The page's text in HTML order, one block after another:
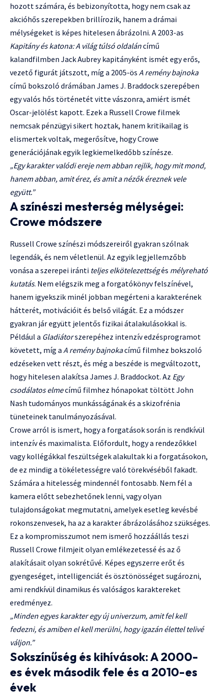
hozott számára, és bebizonyította, hogy nem csak az
akcióhős szerepekben brillírozik, hanem a drámai
mélységeket is képes hitelesen ábrázolni. A 2003-as
Kapitány és katona: A világ túlsó oldaláncímű
kalandfilmben Jack Aubrey kapitányként ismét egy erős,
vezető figurát játszott, míg a 2005-ös A remény bajnoka
című bokszoló drámában James J. Braddock szerepében
egy valós hős történetét vitte vászonra, amiért ismét
Oscar-jelölést kapott. Ezek a Russell Crowe filmek
nemcsak pénzügyi sikert hoztak, hanem kritikailag is
elismertek voltak, megerősítve, hogy Crowe
generációjának egyik legkiemelkedőbb színésze.
„Egy karakter valódi ereje nem abban rejlik, hogy mit mond,
hanem abban, amit érez, és amit a nézők éreznek vele
együtt.”
A színészi mesterség mélységei:
Crowe módszere
Russell Crowe színészi módszereiről gyakran szólnak
legendák, és nem véletlenül. Az egyik legjellemzőbb
vonása a szerepei iránti teljes elkötelezettségés mélyreható
kutatás. Nem elégszik meg a forgatókönyv felszínével,
hanem igyekszik minél jobban megérteni a karakterének
hátterét, motivációit és belső világát. Ez a módszer
gyakran jár együtt jelentős fizikai átalakulásokkal is.
Például a Gladiátorszerepéhez intenzív edzésprogramot
követett, míg a A remény bajnokacímű filmhez bokszoló
edzéseken vett részt, és még a beszéde is megváltozott,
hogy hitelesen alakítsa James J. Braddockot. Az Egy
csodálatos elmecímű filmhez hónapokat töltött John
Nash tudományos munkásságának és a skizofrénia
tüneteinek tanulmányozásával.
Crowe arról is ismert, hogy a forgatások során is rendkívül
intenzív és maximalista. Előfordult, hogy a rendezőkkel
vagy kollégákkal feszültségek alakultak ki a forgatásokon,
de ez mindig a tökéletességre való törekvéséből fakadt.
Számára a hitelesség mindennél fontosabb. Nem fél a
kamera előtt sebezhetőnek lenni, vagy olyan
tulajdonságokat megmutatni, amelyek esetleg kevésbé
rokonszenvesek, ha az a karakter ábrázolásához szükséges.
Ez a kompromisszumot nem ismerő hozzáállás teszi
Russell Crowe filmjeit olyan emlékezetessé és az ő
alakításait olyan sokrétűvé. Képes egyszerre erőt és
gyengeséget, intelligenciát és ösztönösséget sugározni,
ami rendkívül dinamikus és valóságos karaktereket
eredményez.
„Minden egyes karakter egy új univerzum, amit fel kell
fedezni, és amiben el kell merülni, hogy igazán élettel telivé
váljon.”
Sokszínűség és kihívások: A 2000-
es évek második fele és a 2010-es
évek